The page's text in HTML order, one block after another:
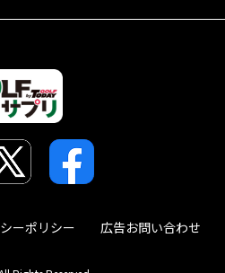
ーポリシー 広告お問い合わせ